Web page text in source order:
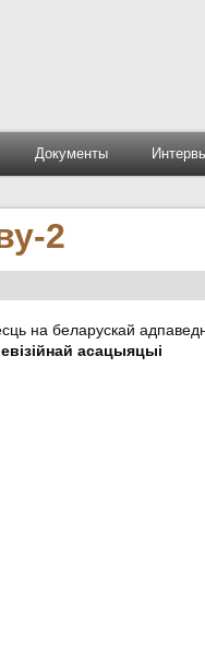
Документы
2
на беларускай
асацыяцыі